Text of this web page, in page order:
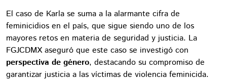
El caso de Karla se suma a la alarmante cifra de
feminicidios en el país, que sigue siendo uno de los
mayores retos en materia de seguridad y justicia. La
FGJCDMX aseguró que este caso se investigó con
perspectiva de género, destacando su compromiso de
garantizar justicia a las víctimas de violencia feminicida.